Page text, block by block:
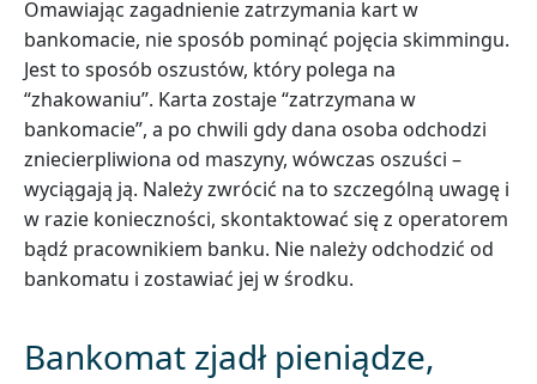
Omawiając zagadnienie zatrzymania kart w
bankomacie, nie sposób pominąć pojęcia skimmingu.
Jest to sposób oszustów, który polega na
“zhakowaniu’’. Karta zostaje “zatrzymana w
bankomacie”, a po chwili gdy dana osoba odchodzi
zniecierpliwiona od maszyny, wówczas oszuści –
wyciągają ją. Należy zwrócić na to szczególną uwagę i
w razie konieczności, skontaktować się z operatorem
bądź pracownikiem banku. Nie należy odchodzić od
bankomatu i zostawiać jej w środku.
Bankomat zjadł pieniądze,